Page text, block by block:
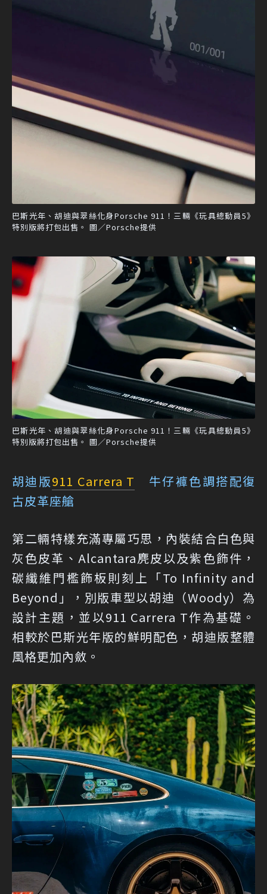
巴斯光年、胡迪與翠絲化身Porsche 911！三輛《玩具總動員5》
特別版將打包出售。 圖／Porsche提供
巴斯光年、胡迪與翠絲化身Porsche 911！三輛《玩具總動員5》
特別版將打包出售。 圖／Porsche提供
胡迪版911 Carrera T 牛仔褲色調搭配復
古皮革座艙
第二輛特樣充滿專屬巧思，內裝結合白色與
灰色皮革、Alcantara麂皮以及紫色飾件，
碳纖維門檻飾板則刻上「To Infinity and
Beyond」，別版車型以胡迪（Woody）為
設計主題，並以911 Carrera T作為基礎。
相較於巴斯光年版的鮮明配色，胡迪版整體
風格更加內斂。